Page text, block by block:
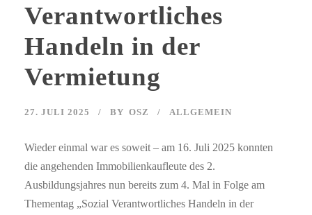
Verantwortliches
Handeln in der
Vermietung
27. JULI 2025 BY OSZ ALLGEMEIN
Wieder einmal war es soweit – am 16. Juli 2025 konnten
die angehenden Immobilienkaufleute des 2.
Ausbildungsjahres nun bereits zum 4. Mal in Folge am
Thementag „Sozial Verantwortliches Handeln in der